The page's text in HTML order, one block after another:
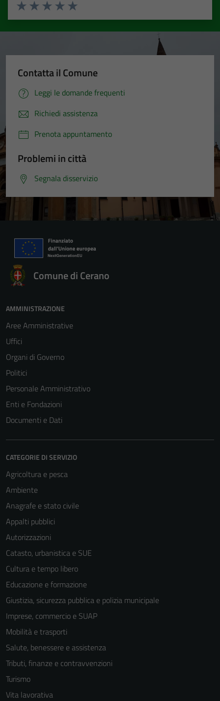
Valuta 5 stelle su 5
Valuta 4 stelle su 5
Valuta 3 stelle su 5
Valuta 2 stelle su 5
Valuta 1 stelle su 5
Contatta il Comune
Leggi le domande frequenti
Richiedi assistenza
Prenota appuntamento
Problemi in città
Segnala disservizio
Comune di Cerano
AMMINISTRAZIONE
Aree Amministrative
Uffici
Organi di Governo
Politici
Personale Amministrativo
Enti e Fondazioni
Documenti e Dati
CATEGORIE DI SERVIZIO
Agricoltura e pesca
Ambiente
Anagrafe e stato civile
Appalti pubblici
Autorizzazioni
Catasto, urbanistica e SUE
Cultura e tempo libero
Educazione e formazione
Giustizia, sicurezza pubblica e polizia municipale
Imprese, commercio e SUAP
Mobilità e trasporti
Salute, benessere e assistenza
Tributi, finanze e contravvenzioni
Turismo
Vita lavorativa